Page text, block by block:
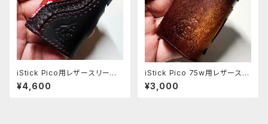
iStick Pico用レザースリーブ
[379-pc]
¥4,600
iStick Pico 75w用レザースリ
ーブ [407-pc]
¥3,000